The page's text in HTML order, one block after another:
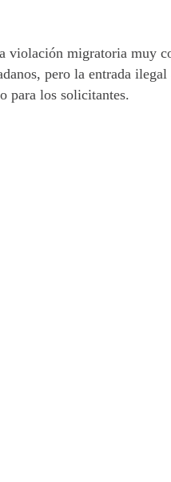
violación migratoria muy
pero la entrada
para los solicitantes.